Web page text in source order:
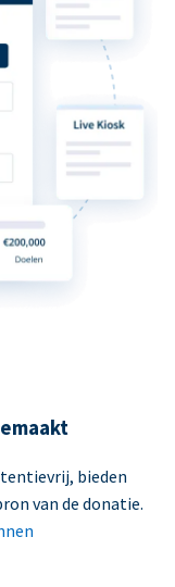
bieden
van de donatie.